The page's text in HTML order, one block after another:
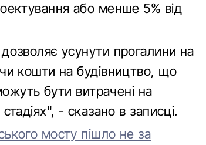
або менше 5% від
усунути прогалини на
кошти на будівництво, що
бути витрачені на
- сказано в записці.
мосту пішло не за